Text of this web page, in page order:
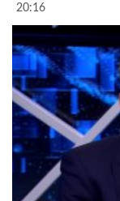
20:16